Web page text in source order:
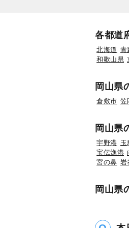
各都道
北海道 青
和歌山県
岡山県
倉敷市 笠
岡山県
宇野港 玉
宝伝漁港
宮の鼻 岩
岡山県